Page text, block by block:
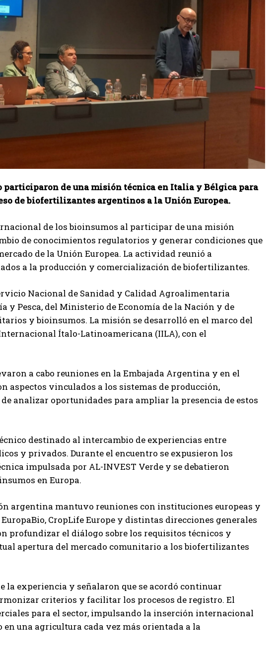
de una misión técnica en Italia y Bélgica para
de biofertilizantes argentinos a la Unión Europea.
de los bioinsumos al participar de una misión
de conocimientos regulatorios y generar condiciones que
de la Unión Europea. La actividad reunió a
a la producción y comercialización de biofertilizantes.
Nacional de Sanidad y Calidad Agroalimentaria
y Pesca, del Ministerio de Economía de la Nación y de
y bioinsumos. La misión se desarrolló en el marco del
Ítalo-Latinoamericana (IILA), con el
a cabo reuniones en la Embajada Argentina y en el
vinculados a los sistemas de producción,
analizar oportunidades para ampliar la presencia de estos
destinado al intercambio de experiencias entre
y privados. Durante el encuentro se expusieron los
impulsada por AL-INVEST Verde y se debatieron
en Europa.
argentina mantuvo reuniones con instituciones europeas y
CropLife Europe y distintas direcciones generales
profundizar el diálogo sobre los requisitos técnicos y
apertura del mercado comunitario a los biofertilizantes
la experiencia y señalaron que se acordó continuar
criterios y facilitar los procesos de registro. El
para el sector, impulsando la inserción internacional
una agricultura cada vez más orientada a la